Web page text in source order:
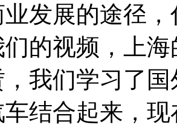
发展的途径
的视频，上
我们学习了
结合起来，